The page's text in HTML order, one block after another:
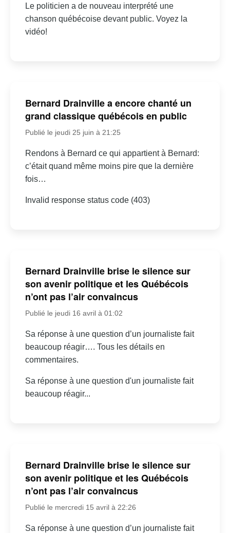
Le politicien a de nouveau interprété une
chanson québécoise devant public. Voyez la
vidéo!
Bernard Drainville a encore chanté un
grand classique québécois en public
Publié le jeudi 25 juin à 21:25
Rendons à Bernard ce qui appartient à Bernard:
c’était quand même moins pire que la dernière
fois…
Invalid response status code (403)
Bernard Drainville brise le silence sur
son avenir politique et les Québécois
n’ont pas l’air convaincus
Publié le jeudi 16 avril à 01:02
Sa réponse à une question d’un journaliste fait
beaucoup réagir…. Tous les détails en
commentaires.
Sa réponse à une question d'un journaliste fait
beaucoup réagir...
Bernard Drainville brise le silence sur
son avenir politique et les Québécois
n’ont pas l’air convaincus
Publié le mercredi 15 avril à 22:26
Sa réponse à une question d’un journaliste fait